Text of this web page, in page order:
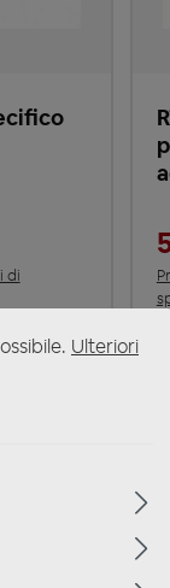
di
Ulteriori